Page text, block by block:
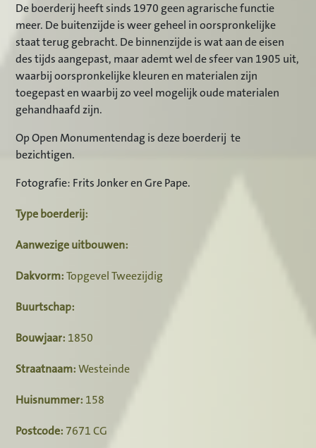
De boerderij heeft sinds 1970 geen agrarische functie
meer. De buitenzijde is weer geheel in oorspronkelijke
staat terug gebracht. De binnenzijde is wat aan de eisen
des tijds aangepast, maar ademt wel de sfeer van 1905 uit,
waarbij oorspronkelijke kleuren en materialen zijn
toegepast en waarbij zo veel mogelijk oude materialen
gehandhaafd zijn.
Op Open Monumentendag is deze boerderij te
bezichtigen.
Fotografie: Frits Jonker en Gre Pape.
Type boerderij:
Aanwezige uitbouwen:
Dakvorm: Topgevel Tweezijdig
Buurtschap:
Bouwjaar: 1850
Straatnaam: Westeinde
Huisnummer: 158
Postcode: 7671 CG